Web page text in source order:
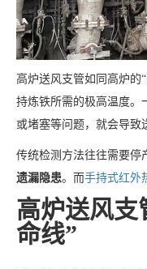
高炉送风支管如同高炉的
持炼铁所需的极高温度。
或堵塞等问题，就会导致
传统检测方法往往需要停
遗漏隐患。而手持式红外
高炉送风支
命线”